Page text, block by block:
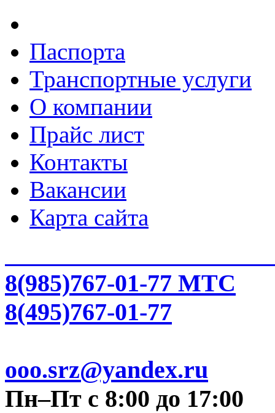
Паспорта
Транспортные услуги
О компании
Прайс лист
Контакты
Вакансии
Карта сайта
8(985)767-01-77 МТС
8(495)767-01-77
ooo.srz@yandex.ru
Пн–Пт с 8:00 до 17:00